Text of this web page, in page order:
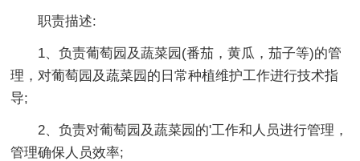
职责描述:
1、负责葡萄园及蔬菜园(番茄，黄瓜，茄子等)的管
理，对葡萄园及蔬菜园的日常种植维护工作进行技术指
导;
2、负责对葡萄园及蔬菜园的'工作和人员进行管理，
管理确保人员效率;